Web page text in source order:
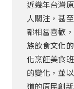
近幾年台灣
人關注，甚
都相當喜歡
族飲食文化
化烹飪美食
的變化，並
道的原民創新